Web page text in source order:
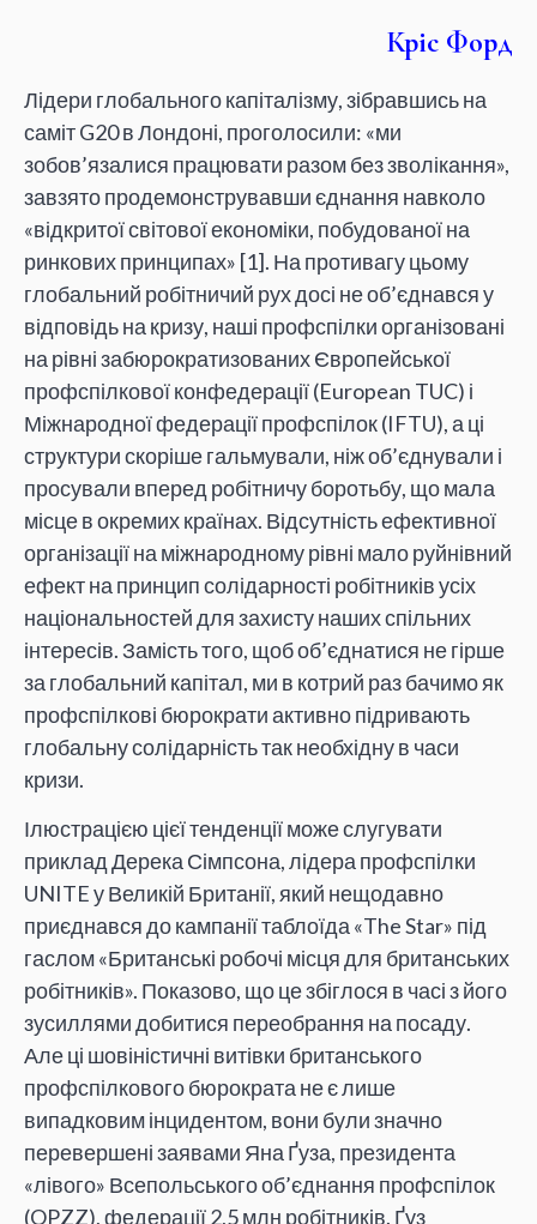
Кріс Форд
Лідери глобального капіталізму, зібравшись на
саміт G20 в Лондоні, проголосили: «ми
зобов’язалися працювати разом без зволікання»,
завзято продемонструвавши єднання навколо
«відкритої світової економіки, побудованої на
ринкових принципах» [1]. На противагу цьому
глобальний робітничий рух досі не об’єднався у
відповідь на кризу, наші профспілки організовані
на рівні забюрократизованих Європейської
профспілкової конфедерації (European TUC) і
Міжнародної федерації профспілок (IFTU), а ці
структури скоріше гальмували, ніж об’єднували і
просували вперед робітничу боротьбу, що мала
місце в окремих країнах. Відсутність ефективної
організації на міжнародному рівні мало руйнівний
ефект на принцип солідарності робітників усіх
національностей для захисту наших спільних
інтересів. Замість того, щоб об’єднатися не гірше
за глобальний капітал, ми в котрий раз бачимо як
профспілкові бюрократи активно підривають
глобальну солідарність так необхідну в часи
кризи.
Ілюстрацією цієї тенденції може слугувати
приклад Дерека Сімпсона, лідера профспілки
UNITE у Великій Британії, який нещодавно
приєднався до кампанії таблоїда «The Star» під
гаслом «Британські робочі місця для британських
робітників». Показово, що це збіглося в часі з його
зусиллями добитися переобрання на посаду.
Але ці шовіністичні витівки британського
профспілкового бюрократа не є лише
випадковим інцидентом, вони були значно
перевершені заявами Яна Ґуза, президента
«лівого» Всепольського об’єднання профспілок
(OPZZ), федерації 2,5 млн робітників. Ґуз